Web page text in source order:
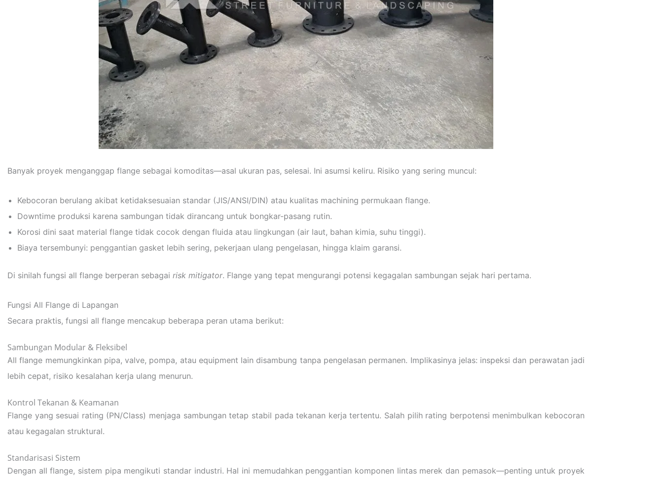
Banyak proyek menganggap flange sebagai komoditas—asal ukuran pas, selesai. Ini asumsi keliru. Risiko yang sering muncul:
Kebocoran berulang akibat ketidaksesuaian standar (JIS/ANSI/DIN) atau kualitas machining permukaan flange.
Downtime produksi karena sambungan tidak dirancang untuk bongkar-pasang rutin.
Korosi dini saat material flange tidak cocok dengan fluida atau lingkungan (air laut, bahan kimia, suhu tinggi).
Biaya tersembunyi: penggantian gasket lebih sering, pekerjaan ulang pengelasan, hingga klaim garansi.
Di sinilah fungsi all flange berperan sebagai risk mitigator. Flange yang tepat mengurangi potensi kegagalan sambungan sejak hari pertama.
Fungsi All Flange di Lapangan
Secara praktis, fungsi all flange mencakup beberapa peran utama berikut:
Sambungan Modular & Fleksibel
All flange memungkinkan pipa, valve, pompa, atau equipment lain disambung tanpa pengelasan permanen. Implikasinya jelas: inspeksi dan perawatan jadi
lebih cepat, risiko kesalahan kerja ulang menurun.
Kontrol Tekanan & Keamanan
Flange yang sesuai rating (PN/Class) menjaga sambungan tetap stabil pada tekanan kerja tertentu. Salah pilih rating berpotensi menimbulkan kebocoran
atau kegagalan struktural.
Standarisasi Sistem
Dengan all flange, sistem pipa mengikuti standar industri. Hal ini memudahkan penggantian komponen lintas merek dan pemasok—penting untuk proyek